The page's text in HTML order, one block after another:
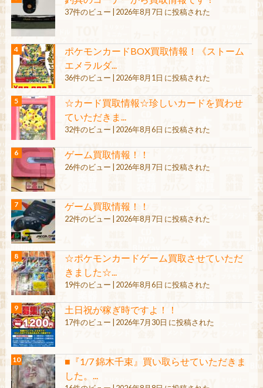
37件のビュー | 2026年8月7日 に投稿された
ポケモンカードBOX買取情報！《ストーム
エメラルダ...
36件のビュー | 2026年8月1日 に投稿された
☆カード買取情報☆珍しいカードを買わせ
ていただきま...
32件のビュー | 2026年8月6日 に投稿された
ゲーム買取情報！！
26件のビュー | 2026年8月7日 に投稿された
ゲーム買取情報！！
22件のビュー | 2026年8月7日 に投稿された
☆ポケモンカードゲーム買取させていただ
きました☆...
19件のビュー | 2026年8月6日 に投稿された
土日祝が稼ぎ時ですよ！！
17件のビュー | 2026年7月30日 に投稿された
■『1/7 錦木千束』買い取らせていただきま
した。...